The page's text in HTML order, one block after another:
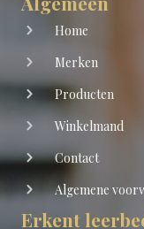
Home
Merken
Producten
Winkelmand
Contact
Algemene
Erkent